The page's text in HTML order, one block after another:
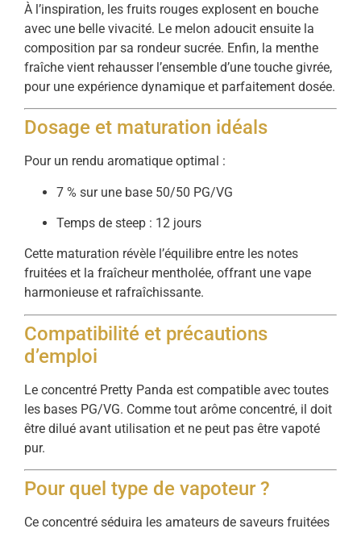
À l’inspiration, les fruits rouges explosent en bouche
avec une belle vivacité. Le melon adoucit ensuite la
composition par sa rondeur sucrée. Enfin, la menthe
fraîche vient rehausser l’ensemble d’une touche givrée,
pour une expérience dynamique et parfaitement dosée.
Dosage et maturation idéals
Pour un rendu aromatique optimal :
7 % sur une base 50/50 PG/VG
Temps de steep : 12 jours
Cette maturation révèle l’équilibre entre les notes
fruitées et la fraîcheur mentholée, offrant une vape
harmonieuse et rafraîchissante.
Compatibilité et précautions
d’emploi
Le concentré Pretty Panda est compatible avec toutes
les bases PG/VG. Comme tout arôme concentré, il doit
être dilué avant utilisation et ne peut pas être vapoté
pur.
Pour quel type de vapoteur ?
Ce concentré séduira les amateurs de saveurs fruitées